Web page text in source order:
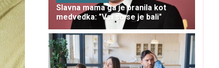
Slavna mama ga je branila kot
medvedka: "Vsi so se je bali"